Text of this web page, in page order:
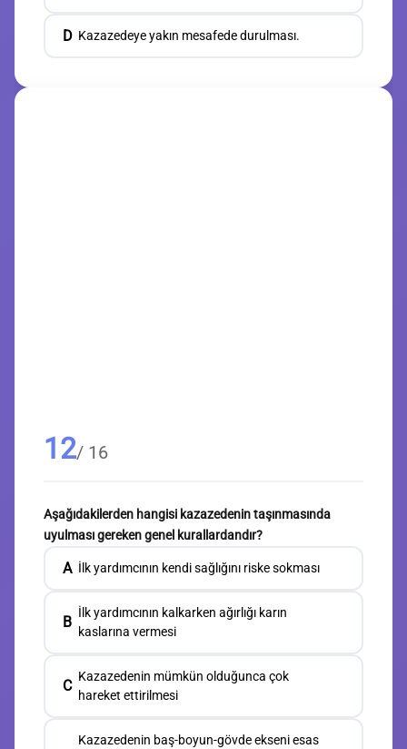
D Kazazedeye yakın mesafede durulması.
12/ 16
Aşağıdakilerden hangisi kazazedenin taşınmasında
uyulması gereken genel kurallardandır?
A İlk yardımcının kendi sağlığını riske sokması
B
İlk yardımcının kalkarken ağırlığı karın
kaslarına vermesi
C
Kazazedenin mümkün olduğunca çok
hareket ettirilmesi
Kazazedenin baş-boyun-gövde ekseni esas